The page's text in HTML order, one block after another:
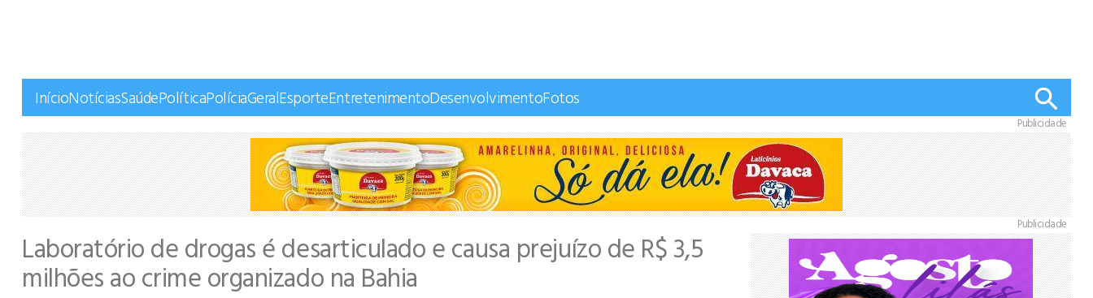
InícioNotíciasSaúdePolíticaPolíciaGeralEsporteEntretenimentoDesenvolvimentoFotos
Publicidade
Laboratório de drogas é desarticulado e causa prejuízo de R$ 3,5
milhões ao crime organizado na Bahia
Publicidade